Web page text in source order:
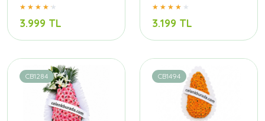
3.999 TL 3.199 TL
CB1284 CB1494